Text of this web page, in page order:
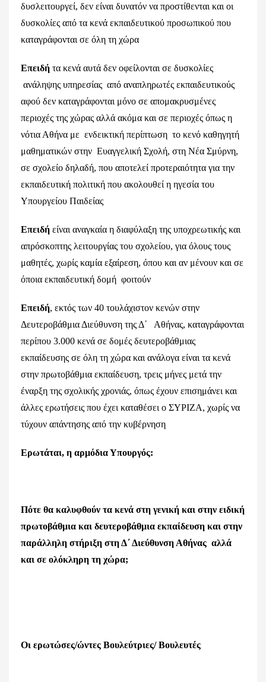
δυσλειτουργεί, δεν είναι δυνατόν να προστίθενται και οι
δυσκολίες από τα κενά εκπαιδευτικού προσωπικού που
καταγράφονται σε όλη τη χώρα
Επειδή τα κενά αυτά δεν οφείλονται σε δυσκολίες
ανάληψης υπηρεσίας από αναπληρωτές εκπαιδευτικούς
αφού δεν καταγράφονται μόνο σε απομακρυσμένες
περιοχές της χώρας αλλά ακόμα και σε περιοχές όπως η
νότια Αθήνα με ενδεικτική περίπτωση το κενό καθηγητή
μαθηματικών στην Ευαγγελική Σχολή, στη Νέα Σμύρνη,
σε σχολείο δηλαδή, που αποτελεί προτεραιότητα για την
εκπαιδευτική πολιτική που ακολουθεί η ηγεσία του
Υπουργείου Παιδείας
Επειδή είναι αναγκαία η διαφύλαξη της υποχρεωτικής και
απρόσκοπτης λειτουργίας του σχολείου, για όλους τους
μαθητές, χωρίς καμία εξαίρεση, όπου και αν μένουν και σε
όποια εκπαιδευτική δομή φοιτούν
Επειδή, εκτός των 40 τουλάχιστον κενών στην
Δευτεροβάθμια Διεύθυνση της Δ΄ Αθήνας, καταγράφονται
περίπου 3.000 κενά σε δομές δευτεροβάθμιας
εκπαίδευσης σε όλη τη χώρα και ανάλογα είναι τα κενά
στην πρωτοβάθμια εκπαίδευση, τρεις μήνες μετά την
έναρξη της σχολικής χρονιάς, όπως έχουν επισημάνει και
άλλες ερωτήσεις που έχει καταθέσει ο ΣΥΡΙΖΑ, χωρίς να
τύχουν απάντησης από την κυβέρνηση
Ερωτάται, η αρμόδια Υπουργός:
Πότε θα καλυφθούν τα κενά στη γενική και στην ειδική
πρωτοβάθμια και δευτεροβάθμια εκπαίδευση και στην
παράλληλη στήριξη στη Δ΄ Διεύθυνση Αθήνας αλλά
και σε ολόκληρη τη χώρα;
Οι ερωτώσες/ώντες Βουλεύτριες/ Βουλευτές